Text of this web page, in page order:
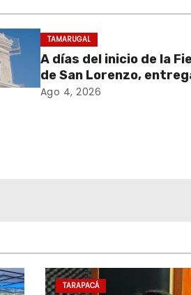
TAMARUGAL
A días del inicio de la
de San Lorenzo,
obras de emergencia
Ago 4, 2026
TARAPACÁ